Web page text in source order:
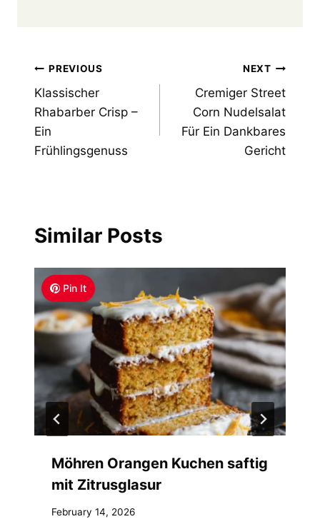
Post
navigation
PREVIOUS
Klassischer
Rhabarber Crisp –
Ein
Frühlingsgenuss
NEXT
Cremiger Street
Corn Nudelsalat
Für Ein Dankbares
Gericht
Similar Posts
Pin It
Möhren Orangen Kuchen saftig
mit Zitrusglasur
February 14, 2026